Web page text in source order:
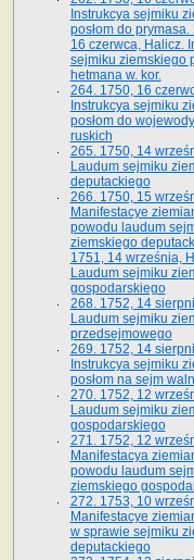
Instrukcya sejmiku
posłom do
16 czerwca, Halicz.
sejmiku ziemskiego
hetmana w. kor.
264. 1750, 16
Instrukcya sejmiku
posłom do
ruskich
265. 1750, 14
Laudum sejmiku
deputackiego
266. 1750, 15
Manifestacye
powodu laudum
ziemskiego
1751, 14 września,
Laudum sejmiku
gospodarskiego
268. 1752, 14
Laudum sejmiku
przedsejmowego
269. 1752, 14
Instrukcya sejmiku
posłom na sejm
270. 1752, 12
Laudum sejmiku
gospodarskiego
271. 1752, 12
Manifestacya
powodu laudum
ziemskiego
272. 1753, 10
Manifestacye
w sprawie sejmiku
deputackiego